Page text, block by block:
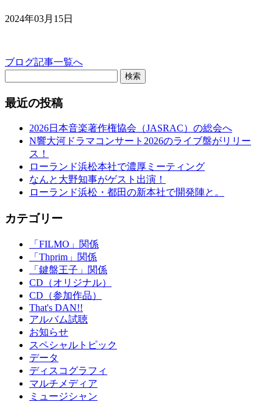
2024年03月15日
ブログ記事一覧へ
検索
最近の投稿
2026日本音楽著作権協会（JASRAC）の総会へ
N響大河ドラマコンサート2026のライブ盤がリリー
ス！
ローランド浜松本社で濃厚ミーティング
なんと大野知事がゲスト出演！
ローランド浜松・都田の新本社で開発陣と。
カテゴリー
「FILMO」関係
「Thprim」関係
「鍵盤王子」関係
CD（オリジナル）
CD（参加作品）
That's DAN!!
アルバム試聴
お知らせ
スペシャルトピック
データ
ディスコグラフィ
マルチメディア
ミュージシャン